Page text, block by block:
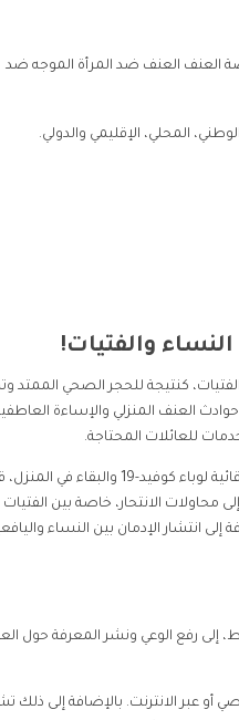
العنف العنف ضد المرأة الموجه ضد
المحلي، الإقليمي والدولي.
والفتيات!
والفتيات، كنتيجة للحجر الصحي الممتد
العنف المنزلي والإساءة
للعائلات المحتاجة.
وأشارت التقارير إلى أنه بسبب تدهور الأوضاع الاقتصادية، وفقدان الدخل أو انخفاضه بسبب التدابير الوقائية لوباء كوفيد-19 والبقاء
الانتحار، خاصة بين الفتيات
انتشار الإدمان بين النساء
النساء والفتيات”، والممتدة على مدى 16 يوم من النشاط، إلى رفع الوعي ونشر المعرفة
عبر الانترنت. بالإضافة إلى ذلك